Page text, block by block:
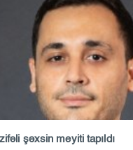
şəxsin meyiti tapıldı